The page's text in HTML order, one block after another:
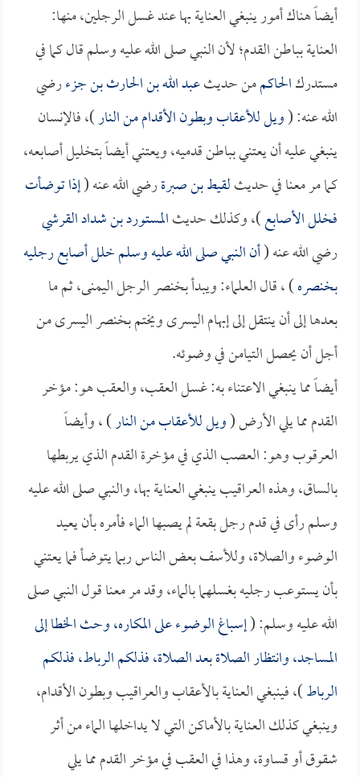
أيضاً هناك أمور ينبغي العناية بها عند غسل الرجلين، منها:
العناية بباطن القدم؛ لأن النبي صلى الله عليه وسلم قال كما في
مستدركالحاكممن حديثعبد الله بن الحارث بن جزءرضي
الله عنه: (ويل للأعقاب وبطون الأقدام من النار)، فالإنسان
ينبغي عليه أن يعتني بباطن قدميه، ويعتني أيضاً بتخليل أصابعه،
كما مر معنا في حديثلقيط بن صبرةرضي الله عنه (إذا توضأت
فخلل الأصابع)، وكذلك حديثالمستورد بن شداد القرشي
رضي الله عنه (أن النبي صلى الله عليه وسلم خلل أصابع رجليه
بخنصره) ، قال العلماء: ويبدأ بخنصر الرجل اليمنى، ثم ما
بعدها إلى أن ينتقل إلى إبهام اليسرى ويختم بخنصر اليسرى من
أجل أن يحصل التيامن في وضوئه.
أيضاً مما ينبغي الاعتناء به: غسل العقب، والعقب هو: مؤخر
القدم مما يلي الأرض (ويل للأعقاب من النار) ، وأيضاً
العرقوب وهو: العصب الذي في مؤخرة القدم الذي يربطها
بالساق، وهذه العراقيب ينبغي العناية بها، والنبي صلى الله عليه
وسلم رأى في قدم رجل بقعة لم يصبها الماء فأمره بأن يعيد
الوضوء والصلاة، وللأسف بعض الناس ربما يتوضأ فما يعتني
بأن يستوعب رجليه بغسلهما بالماء، وقد مر معنا قول النبي صلى
الله عليه وسلم: (إسباغ الوضوء على المكاره، وحث الخطا إلى
المساجد، وانتظار الصلاة بعد الصلاة، فذلكم الرباط، فذلكم
الرباط)، فينبغي العناية بالأعقاب والعراقيب وبطون الأقدام،
وينبغي كذلك العناية بالأماكن التي لا يداخلها الماء من أثر
شقوق أو قساوة، وهذا في العقب في مؤخر القدم مما يلي